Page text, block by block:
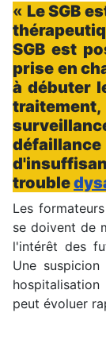
« Le SGB
SGB est
prise en
à débuter
trouble
Les
se doivent de
l'intérêt des
Une
peut évoluer